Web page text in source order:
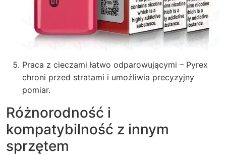
Praca z cieczami łatwo odparowującymi – Pyrex
chroni przed stratami i umożliwia precyzyjny
pomiar.
Różnorodność i
kompatybilność z innym
sprzętem